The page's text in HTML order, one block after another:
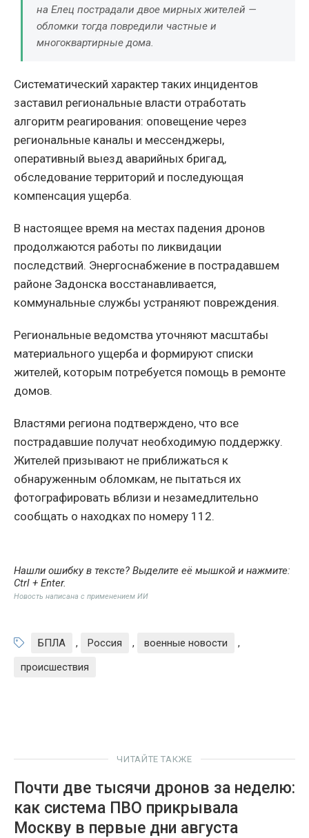
на Елец пострадали двое мирных жителей —
обломки тогда повредили частные и
многоквартирные дома.
Систематический характер таких инцидентов
заставил региональные власти отработать
алгоритм реагирования: оповещение через
региональные каналы и мессенджеры,
оперативный выезд аварийных бригад,
обследование территорий и последующая
компенсация ущерба.
В настоящее время на местах падения дронов
продолжаются работы по ликвидации
последствий. Энергоснабжение в пострадавшем
районе Задонска восстанавливается,
коммунальные службы устраняют повреждения.
Региональные ведомства уточняют масштабы
материального ущерба и формируют списки
жителей, которым потребуется помощь в ремонте
домов.
Властями региона подтверждено, что все
пострадавшие получат необходимую поддержку.
Жителей призывают не приближаться к
обнаруженным обломкам, не пытаться их
фотографировать вблизи и незамедлительно
сообщать о находках по номеру 112.
Нашли ошибку в тексте? Выделите её мышкой и нажмите:
Ctrl + Enter.
Новость написана с применением ИИ
БПЛА , Россия , военные новости
,
происшествия
ЧИТАЙТЕ ТАКЖЕ
Почти две тысячи дронов за неделю:
как система ПВО прикрывала
Москву в первые дни августа